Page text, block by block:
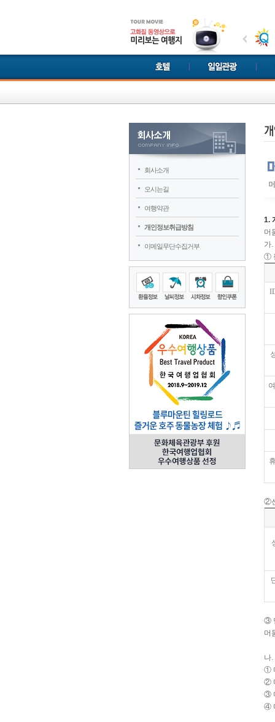
회사소개
오시는길
여행약관
개인정보취급방침
이메일무단수집거부
1.
머
가
①
②
③
머
나
①
②
③
④